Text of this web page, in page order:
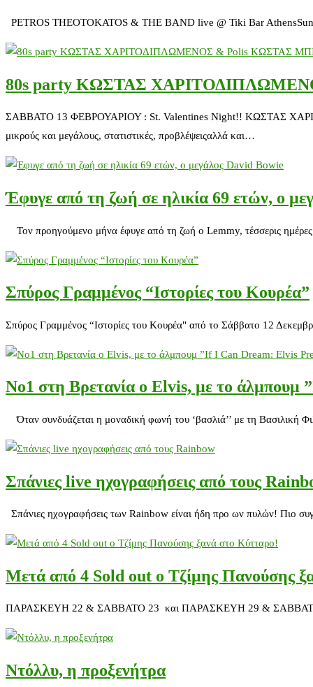
PETROS THEOTOKATOS & THE BAND live @ Tiki Bar
80s party ΚΩΣΤΑΣ
ΣΑΒΒΑΤΟ 13 ΦΕΒΡΟΥΑΡΙΟΥ : St. Valentines Night!! ΚΩΣΤΑΣ
μικρούς και μεγάλους, στατιστικές, προβλέψειςαλλά και…
Έφυγε από τη ζωή σε ηλικία 69 ετών, ο
Τον προηγούμενο μήνα έφυγε από τη ζωή ο Lemmy, τέσσερις ημέρες
Σπύρος Γραμμένος “Ιστορίες του Κουρέα”
Σπύρος Γραμμένος “Ιστορίες του Κουρέα" από το Σάββατο 12
Νο1 στη Βρετανία ο Elvis, με το
Όταν συνδυάζεται η μοναδική φωνή του ‘βασλιά’’ με τη Βασιλική
Σπάνιες live ηχογραφήσεις από τους
Σπάνιες ηχογραφήσεις των Rainbow είναι ήδη προ ων πυλών! Πιο
Μετά από 4 Sold out ο Τζίμης Πανούσης
ΠΑΡΑΣΚΕΥΗ 22 & ΣΑΒΒΑΤΟ 23 και ΠΑΡΑΣΚΕΥΗ 29 & ΣΑΒΒΑΤΟ 30
Ντόλλυ, η προξενήτρα